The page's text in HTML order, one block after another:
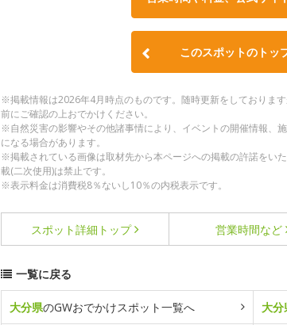
このスポットのトッ
※掲載情報は2026年4月時点のものです。随時更新をしておりま
前にご確認の上おでかけください。
※自然災害の影響やその他諸事情により、イベントの開催情報、
になる場合があります。
※掲載されている画像は取材先から本ページへの掲載の許諾をい
載(二次使用)は禁止です。
※表示料金は消費税8％ないし10％の内税表示です。
スポット詳細 トップ 営業時間など
一覧に戻る
大分県のGWおでかけスポット一覧へ 大分